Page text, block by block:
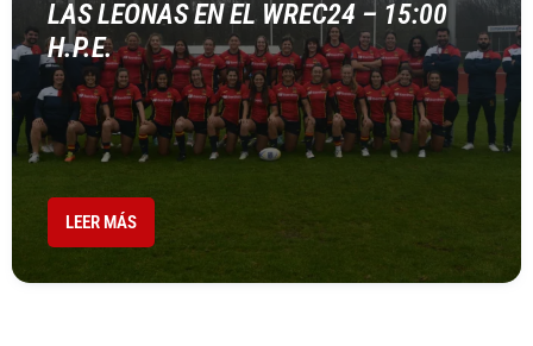
LAS LEONAS EN EL WREC24 – 15:00
H.P.E.
LEER MÁS